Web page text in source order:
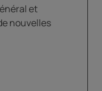
et
nouvelles